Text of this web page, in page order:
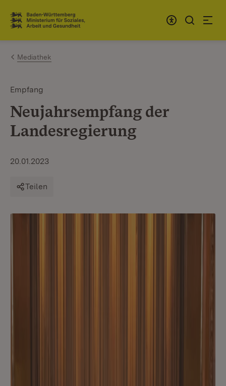
Zum Inhalt springen
Link zur Startseite
Mediathek
Empfang
Neujahrsempfang der
Landesregierung
20.01.2023
Teilen